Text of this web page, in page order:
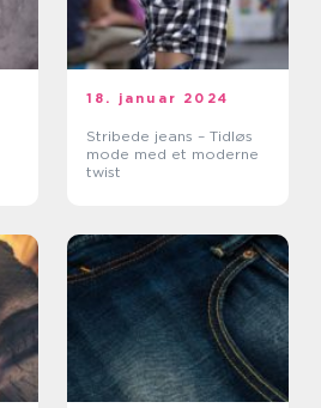
18. januar 2024
Stribede jeans – Tidløs
mode med et moderne
twist